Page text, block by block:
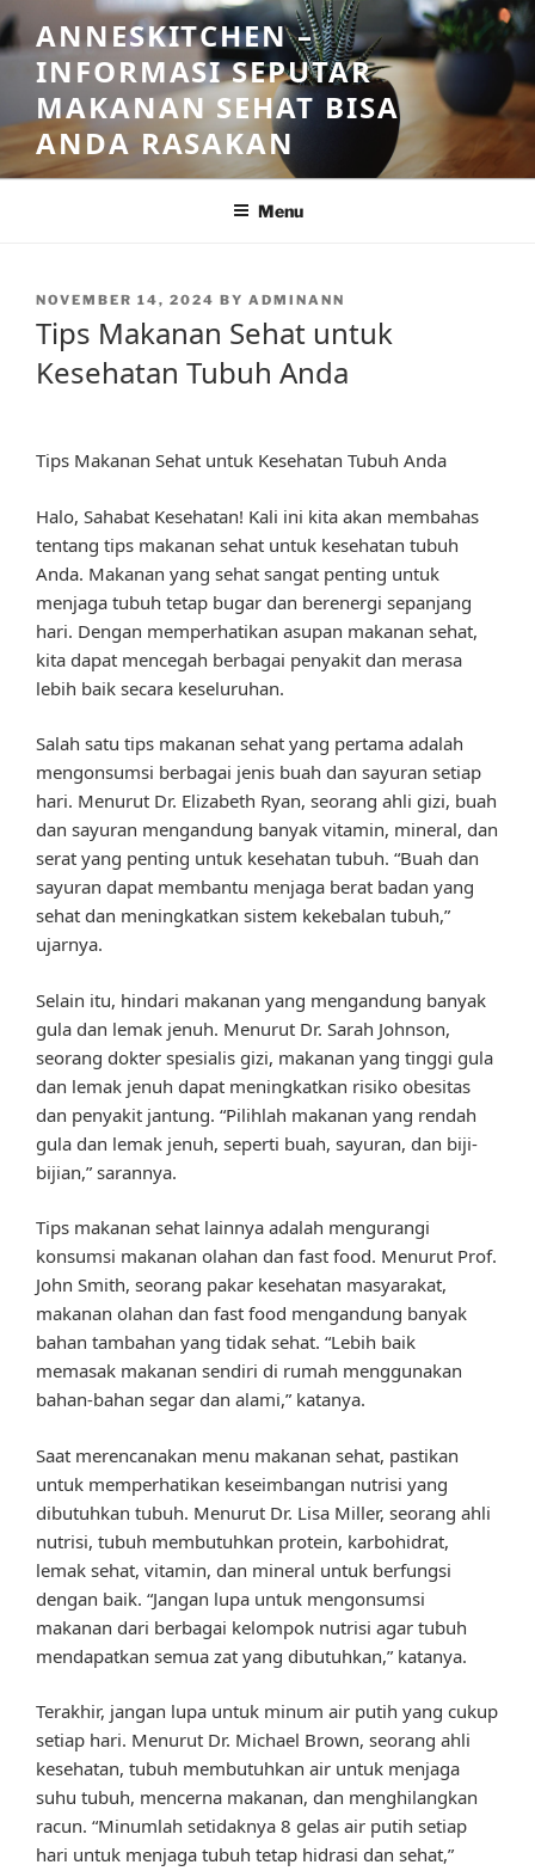
Skip
to
content
ANNESKITCHEN –
INFORMASI SEPUTAR
MAKANAN SEHAT BISA
ANDA RASAKAN
Menu
POSTED
ON
NOVEMBER 14, 2024 BY ADMINANN
Tips Makanan Sehat untuk
Kesehatan Tubuh Anda
Tips Makanan Sehat untuk Kesehatan Tubuh Anda
Halo, Sahabat Kesehatan! Kali ini kita akan membahas
tentang tips makanan sehat untuk kesehatan tubuh
Anda. Makanan yang sehat sangat penting untuk
menjaga tubuh tetap bugar dan berenergi sepanjang
hari. Dengan memperhatikan asupan makanan sehat,
kita dapat mencegah berbagai penyakit dan merasa
lebih baik secara keseluruhan.
Salah satu tips makanan sehat yang pertama adalah
mengonsumsi berbagai jenis buah dan sayuran setiap
hari. Menurut Dr. Elizabeth Ryan, seorang ahli gizi, buah
dan sayuran mengandung banyak vitamin, mineral, dan
serat yang penting untuk kesehatan tubuh. “Buah dan
sayuran dapat membantu menjaga berat badan yang
sehat dan meningkatkan sistem kekebalan tubuh,”
ujarnya.
Selain itu, hindari makanan yang mengandung banyak
gula dan lemak jenuh. Menurut Dr. Sarah Johnson,
seorang dokter spesialis gizi, makanan yang tinggi gula
dan lemak jenuh dapat meningkatkan risiko obesitas
dan penyakit jantung. “Pilihlah makanan yang rendah
gula dan lemak jenuh, seperti buah, sayuran, dan biji-
bijian,” sarannya.
Tips makanan sehat lainnya adalah mengurangi
konsumsi makanan olahan dan fast food. Menurut Prof.
John Smith, seorang pakar kesehatan masyarakat,
makanan olahan dan fast food mengandung banyak
bahan tambahan yang tidak sehat. “Lebih baik
memasak makanan sendiri di rumah menggunakan
bahan-bahan segar dan alami,” katanya.
Saat merencanakan menu makanan sehat, pastikan
untuk memperhatikan keseimbangan nutrisi yang
dibutuhkan tubuh. Menurut Dr. Lisa Miller, seorang ahli
nutrisi, tubuh membutuhkan protein, karbohidrat,
lemak sehat, vitamin, dan mineral untuk berfungsi
dengan baik. “Jangan lupa untuk mengonsumsi
makanan dari berbagai kelompok nutrisi agar tubuh
mendapatkan semua zat yang dibutuhkan,” katanya.
Terakhir, jangan lupa untuk minum air putih yang cukup
setiap hari. Menurut Dr. Michael Brown, seorang ahli
kesehatan, tubuh membutuhkan air untuk menjaga
suhu tubuh, mencerna makanan, dan menghilangkan
racun. “Minumlah setidaknya 8 gelas air putih setiap
hari untuk menjaga tubuh tetap hidrasi dan sehat,”